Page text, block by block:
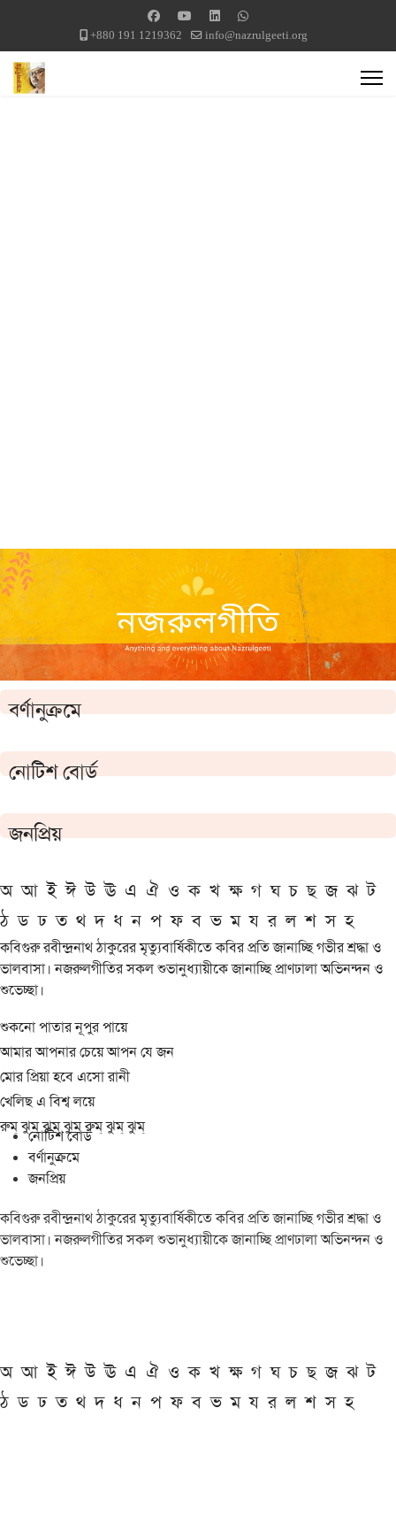
+880 191 1219362 info@nazrulgeeti.org
বর্ণানুক্রমে
নোটিশ বোর্ড
জনপ্রিয়
অ আ ই ঈ উ ঊ এ ঐ ও ক খ ক্ষ গ ঘ চ ছ জ ঝ ট
ঠ ড ঢ ত থ দ ধ ন প ফ ব ভ ম য র ল শ স হ
কবিগুরু রবীন্দ্রনাথ ঠাকুরের মৃত্যুবার্ষিকীতে কবির প্রতি জানাচ্ছি গভীর শ্রদ্ধা ও
ভালবাসা। নজরুলগীতির সকল শুভানুধ্যায়ীকে জানাচ্ছি প্রাণঢালা অভিনন্দন ও
শুভেচ্ছা।
শুকনো পাতার নূপুর পায়ে
আমার আপনার চেয়ে আপন যে জন
মোর প্রিয়া হবে এসো রানী
খেলিছ এ বিশ্ব লয়ে
রুম্ ঝুম্ ঝুম্ ঝুম্ রুম্ ঝুম্ ঝুম্
নোটিশ বোর্ড
বর্ণানুক্রমে
জনপ্রিয়
কবিগুরু রবীন্দ্রনাথ ঠাকুরের মৃত্যুবার্ষিকীতে কবির প্রতি জানাচ্ছি গভীর শ্রদ্ধা ও
ভালবাসা। নজরুলগীতির সকল শুভানুধ্যায়ীকে জানাচ্ছি প্রাণঢালা অভিনন্দন ও
শুভেচ্ছা।
অ আ ই ঈ উ ঊ এ ঐ ও ক খ ক্ষ গ ঘ চ ছ জ ঝ ট
ঠ ড ঢ ত থ দ ধ ন প ফ ব ভ ম য র ল শ স হ